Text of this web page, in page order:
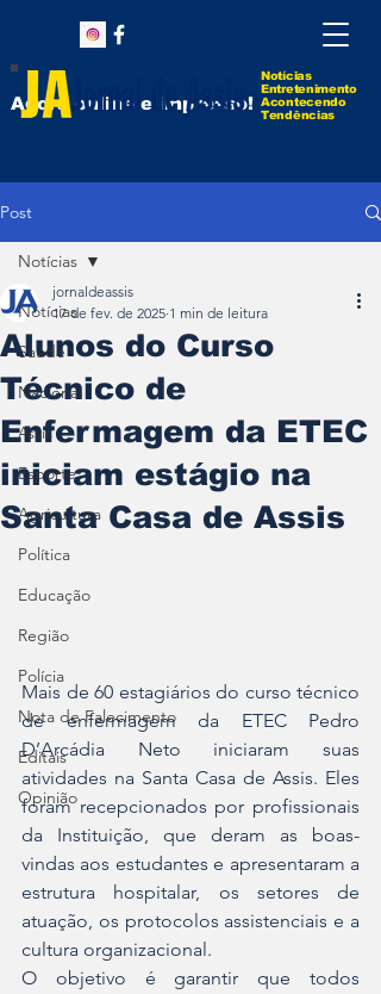
Notícias
Entretenimento
Acontecendo
Tendências
Agora online e impresso!
Post
Notícias
Saúde
Nacional
Assis
Esporte
Agricultura
Política
Educação
Região
Polícia
Nota de Falecimento
Editais
Opinião
Notícias
Alunos do Curso
Técnico de
Enfermagem da ETEC
iniciam estágio na
Santa Casa de Assis
jornaldeassis
17 de fev. de 2025 1 min de leitura
Mais de 60 estagiários do curso técnico
de enfermagem da ETEC Pedro
D’Arcádia Neto iniciaram suas
atividades na Santa Casa de Assis. Eles
foram recepcionados por profissionais
da Instituição, que deram as boas-
vindas aos estudantes e apresentaram a
estrutura hospitalar, os setores de
atuação, os protocolos assistenciais e a
cultura organizacional.
O objetivo é garantir que todos